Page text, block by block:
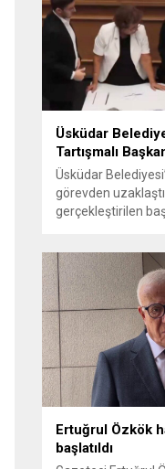
bulunduğu 53
hallerinin
İddialar ve
Soruşturma
yöneltilen...
Üsküdar
Tartışmalı
Üsküdar
görevden
gerçekleştirilen
oylamada usul ve
ortaya atıldı; bazı
sayılması ve
kamuoyunda
sürecinde yaşanan
grupları arasındaki
Ertuğrul Özkök
başlatıldı